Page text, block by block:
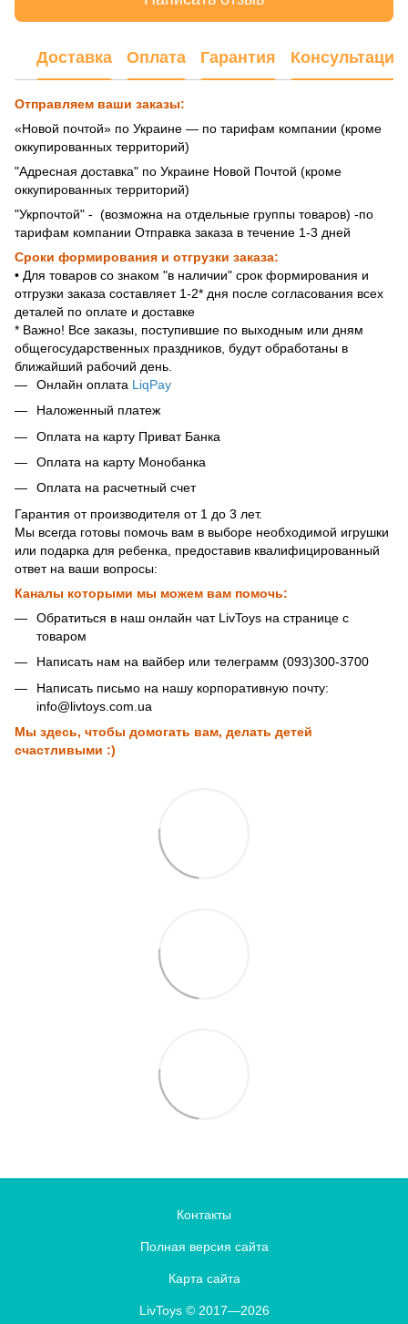
Доставка Оплата Гарантия Консультация
Отправляем ваши заказы:
«Новой почтой» по Украине — по тарифам компании (кроме
оккупированных территорий)
"Адресная доставка" по Украине Новой Почтой (кроме
оккупированных территорий)
"Укрпочтой" - (возможна на отдельные группы товаров) -по
тарифам компании Отправка заказа в течение 1-3 дней
Сроки формирования и отгрузки заказа:
• Для товаров со знаком "в наличии" срок формирования и
отгрузки заказа составляет 1-2* дня после согласования всех
деталей по оплате и доставке
* Важно! Все заказы, поступившие по выходным или дням
общегосударственных праздников, будут обработаны в
ближайший рабочий день.
Онлайн оплата LiqPay
Наложенный платеж
Оплата на карту Приват Банка
Оплата на карту Монобанка
Оплата на расчетный счет
Гарантия от производителя от 1 до 3 лет.
Мы всегда готовы помочь вам в выборе необходимой игрушки
или подарка для ребенка, предоставив квалифицированный
ответ на ваши вопросы:
Каналы которыми мы можем вам помочь:
Обратиться в наш онлайн чат LivToys на странице с
товаром
Написать нам на вайбер или телеграмм (093)300-3700
Написать письмо на нашу корпоративную почту:
info@livtoys.com.ua
Мы здесь, чтобы домогать вам, делать детей
счастливыми :)
Контакты
Полная версия сайта
Карта сайта
LivToys © 2017—2026